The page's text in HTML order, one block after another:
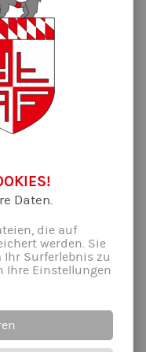
Daten.
die auf
werden. Sie
Ihr Surferlebnis zu
Ihre Einstellungen